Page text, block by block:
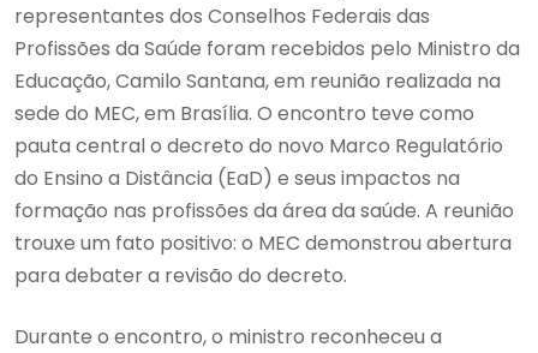
representantes dos Conselhos Federais das
Profissões da Saúde foram recebidos pelo Ministro da
Educação, Camilo Santana, em reunião realizada na
sede do MEC, em Brasília. O encontro teve como
pauta central o decreto do novo Marco Regulatório
do Ensino a Distância (EaD) e seus impactos na
formação nas profissões da área da saúde. A reunião
trouxe um fato positivo: o MEC demonstrou abertura
para debater a revisão do decreto.
Durante o encontro, o ministro reconheceu a